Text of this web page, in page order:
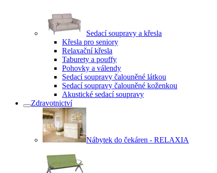
Sedací soupravy a křesla
Křesla pro seniory
Relaxační křesla
Taburety a pouffy
Pohovky a válendy
Sedací soupravy čalouněné látkou
Sedací soupravy čalouněné koženkou
Akustické sedací soupravy
Zdravotnictví
Nábytek do čekáren - RELAXIA